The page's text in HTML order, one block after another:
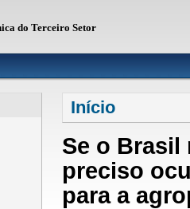
do Terceiro Setor
Você está aqui
Início
Se o Brasil
preciso
para a